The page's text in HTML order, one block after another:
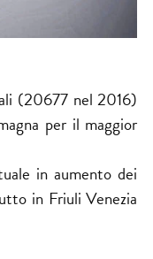
(20677 nel 2016)
per il maggior
in aumento dei
in Friuli Venezia